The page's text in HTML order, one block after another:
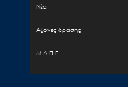
Nέα
Άξονες δράσης
Μ.Δ.Π.Π.
Έργα - Δραστηριότητα